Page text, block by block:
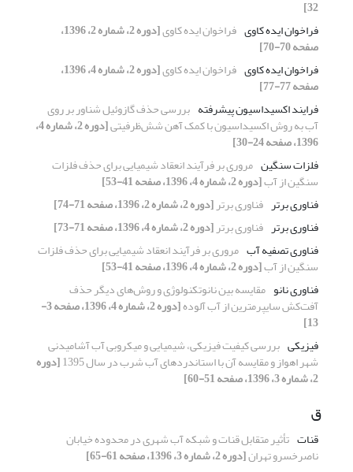
32]
فراخوان ایده کاوی فراخوان ایده کاوی [دوره 2، شماره 2، 1396،
صفحه 70-70]
فراخوان ایده کاوی فراخوان ایده کاوی [دوره 2، شماره 4، 1396،
صفحه 77-77]
فرایند اکسیداسیون پیشرفته بررسی حذف گازوئیل شناور بر روی
آب به روش اکسیداسیون با کمک آهن شش‌ظرفیتی [دوره 2، شماره 4،
1396، صفحه 24-30]
فلزات سنگین مروری بر فرآیند انعقاد شیمیایی برای حذف فلزات
سنگین از آب[دوره 2، شماره 4، 1396، صفحه 41-53]
فناوری برتر فناوری برتر[دوره 2، شماره 2، 1396، صفحه 71-74]
فناوری برتر فناوری برتر[دوره 2، شماره 4، 1396، صفحه 71-73]
فناوری تصفیه آب مروری بر فرآیند انعقاد شیمیایی برای حذف فلزات
سنگین از آب[دوره 2، شماره 4، 1396، صفحه 41-53]
فناوری نانو مقایسه بین نانوتکنولوژی و روش‌های دیگر حذف
آفت‌کش سایپرمترین از آب آلوده [دوره 2، شماره 4، 1396، صفحه 3-
13]
فیزیکی بررسی کیفیت فیزیکی، شیمیایی و میکروبی آب آشامیدنی
شهر اهواز و مقایسه آن با استاندردهای آب شرب در سال 1395 [دوره
2، شماره 3، 1396، صفحه 51-60]
ق
قنات تأثیر متقابل قنات و شبکه آب شهری در محدوده خیابان
ناصرخسرو تهران[دوره 2، شماره 3، 1396، صفحه 61-65]